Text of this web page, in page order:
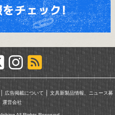
広告掲載について ｜ 文具新製品情報、ニュース募
運営会社